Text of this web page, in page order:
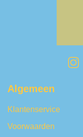
Algemeen
Klantenservice
Voorwaarden